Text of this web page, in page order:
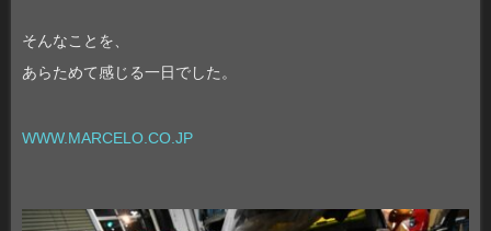
そんなことを、
あらためて感じる一日でした。
WWW.MARCELO.CO.JP